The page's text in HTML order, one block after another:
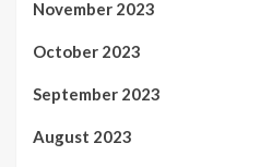
November 2023
October 2023
September 2023
August 2023